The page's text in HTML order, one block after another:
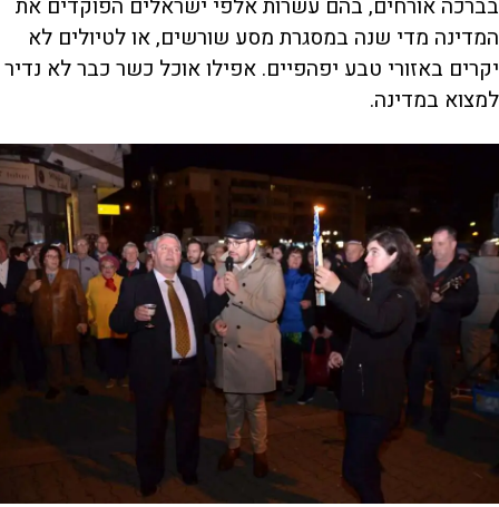
בברכה אורחים, בהם עשרות אלפי ישראלים הפוקדים את
המדינה מדי שנה במסגרת מסע שורשים, או לטיולים לא
יקרים באזורי טבע יפהפיים. אפילו אוכל כשר כבר לא נדיר
למצוא במדינה.